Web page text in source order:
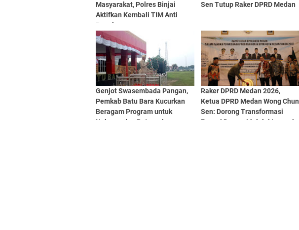
Masyarakat, Polres Binjai
Aktifkan Kembali TIM Anti
Begal
Sen Tutup Raker DPRD Medan
Genjot Swasembada Pangan,
Pemkab Batu Bara Kucurkan
Beragam Program untuk
Nelayan dan Peternak
Raker DPRD Medan 2026,
Ketua DPRD Medan Wong Chun
Sen: Dorong Transformasi
Fungsi Dewan Melalui Inovasi